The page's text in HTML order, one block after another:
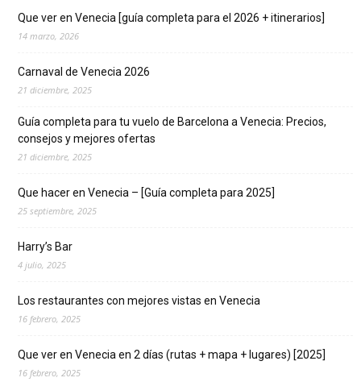
Que ver en Venecia [guía completa para el 2026 + itinerarios]
14 marzo, 2026
Carnaval de Venecia 2026
21 diciembre, 2025
Guía completa para tu vuelo de Barcelona a Venecia: Precios,
consejos y mejores ofertas
21 diciembre, 2025
Que hacer en Venecia – [Guía completa para 2025]
25 septiembre, 2025
Harry’s Bar
4 julio, 2025
Los restaurantes con mejores vistas en Venecia
16 febrero, 2025
Que ver en Venecia en 2 días (rutas + mapa + lugares) [2025]
16 febrero, 2025